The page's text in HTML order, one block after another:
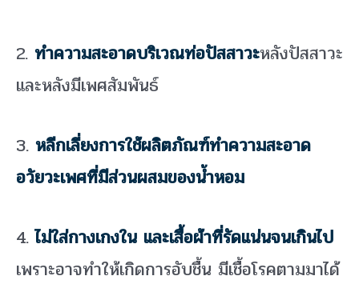
2. ทำความสะอาดบริเวณท่อปัสสาวะหลังปัสสาวะ
และหลังมีเพศสัมพันธ์
3. หลีกเลี่ยงการใช้ผลิตภัณฑ์ทำความสะอาด
อวัยวะเพศที่มีส่วนผสมของน้ำหอม
4.ไม่ใส่กางเกงใน และเสื้อผ้าที่รัดแน่นจนเกินไป
เพราะอาจทำให้เกิดการอับชื้น มีเชื้อโรคตามมาได้